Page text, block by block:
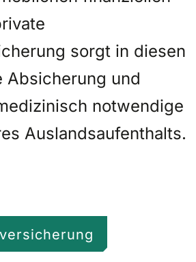
sorgt in diesen
Absicherung und
notwendige
Auslandsaufenthalts.